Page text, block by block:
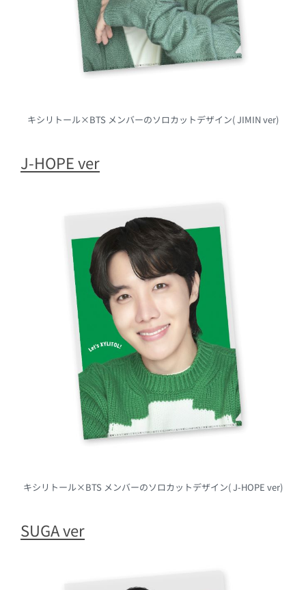
キシリトール×BTS メンバーのソロカットデザイン( JIMIN ver)
J-HOPE ver
キシリトール×BTS メンバーのソロカットデザイン( J-HOPE ver)
SUGA ver